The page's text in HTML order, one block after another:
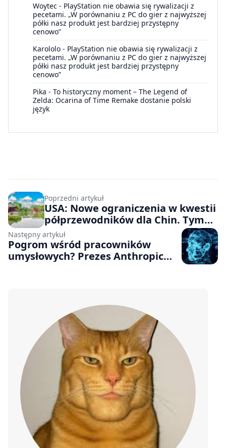
Woytec - PlayStation nie obawia się rywalizacji z
pecetami. „W porównaniu z PC do gier z najwyższej
półki nasz produkt jest bardziej przystępny
cenowo”
Karololo - PlayStation nie obawia się rywalizacji z
pecetami. „W porównaniu z PC do gier z najwyższej
półki nasz produkt jest bardziej przystępny
cenowo”
Pika - To historyczny moment – The Legend of
Zelda: Ocarina of Time Remake dostanie polski
język
Poprzedni artykuł
USA: Nowe ograniczenia w kwestii
półprzewodników dla Chin. Tym
razem dotyczą programów i
materiałów
Następny artykuł
Pogrom wśród pracowników
umysłowych? Prezes Anthropic